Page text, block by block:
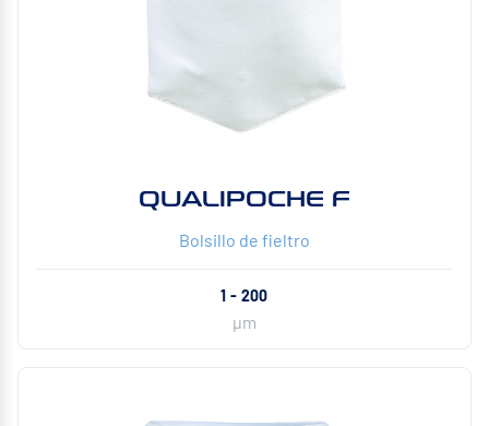
QUALIPOCHE F
Bolsillo de fieltro
1 - 200
µm